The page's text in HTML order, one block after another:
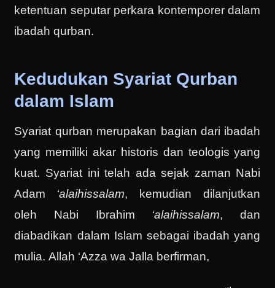
ketentuan seputar perkara kontemporer dalam
ibadah qurban.
Kedudukan Syariat Qurban
dalam Islam
Syariat qurban merupakan bagian dari ibadah
yang memiliki akar historis dan teologis yang
kuat. Syariat ini telah ada sejak zaman Nabi
Adam ‘alaihissalam, kemudian dilanjutkan
oleh Nabi Ibrahim ‘alaihissalam, dan
diabadikan dalam Islam sebagai ibadah yang
mulia. Allah ‘Azza wa Jalla berfirman,